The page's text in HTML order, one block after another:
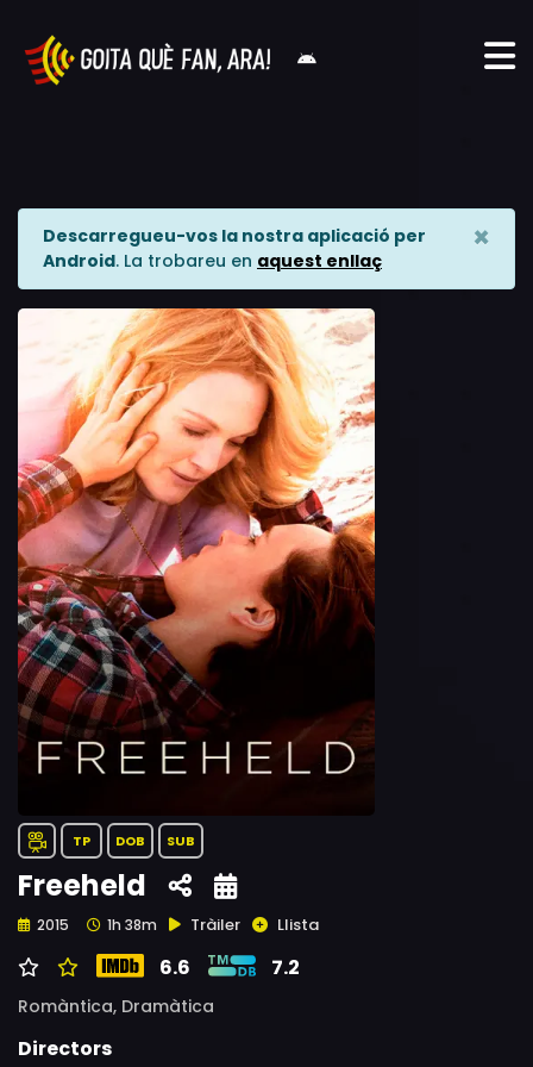
Descarregueu-vos la nostra aplicació per
Android. La trobareu en aquest enllaç
×
TP DOB SUB
Freeheld
2015 1h 38m Tràiler Llista
6.6 7.2
Romàntica, Dramàtica
Directors